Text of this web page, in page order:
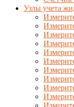
Узлы учета